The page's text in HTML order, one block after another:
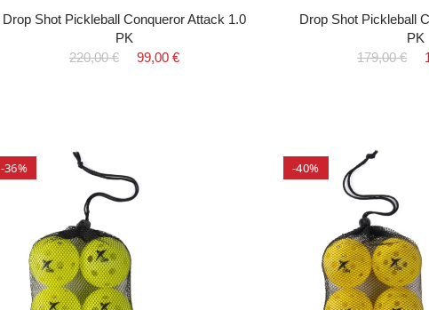
Drop Shot Pickleball Conqueror Attack 1.0
PK
220,00 €
99,00 €
Drop Shot Pickleball
PK
179,00 €
-36% -40%